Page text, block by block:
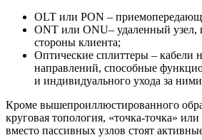
OLT или PON –
ONT или ONU– удаленный узел,
стороны клиента;
Оптические сплиттеры – кабели
направлений, способные
и индивидуального ухода за
Кроме вышепроиллюстированного
круговая топология, «точка-точка»
вместо пассивных узлов стоят